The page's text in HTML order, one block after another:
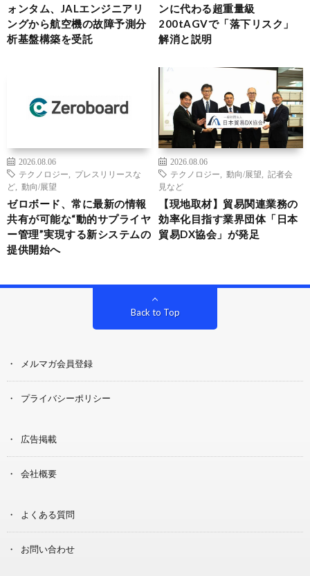
ォンタム、JALエンジニアリ
ングから航空機の故障予測分
析基盤構築を受託
ンに代わる超重量級
200tAGVで「落下リスク」
解消と説明
2026.08.06
テクノロジー
プレスリリースな
ど
動向/展望
ゼロボード、常に最新の情報
共有が可能な“動的サプライヤ
ー管理”実現する新システムの
提供開始へ
2026.08.06
テクノロジー
動向/展望
記者会
見など
【現地取材】貿易関連業務の
効率化目指す業界団体「日本
貿易DX協会」が発足
Back to Top
メルマガ会員登録
プライバシーポリシー
広告掲載
会社概要
よくある質問
お問い合わせ